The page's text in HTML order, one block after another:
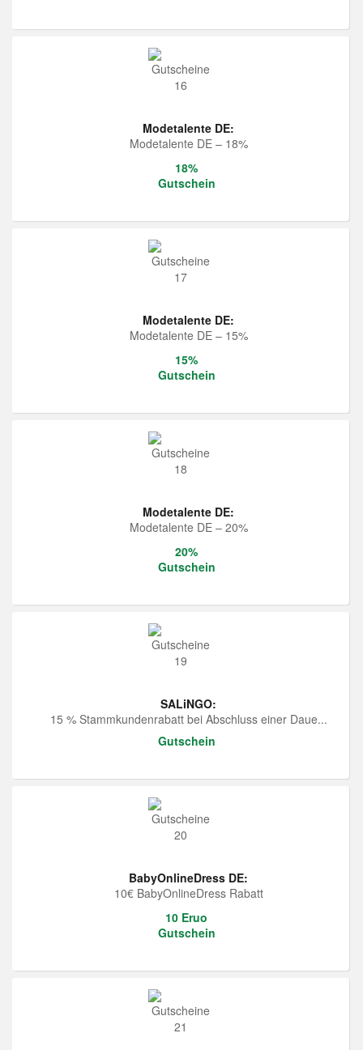
Modetalente DE:
Modetalente DE – 18%
18%
Gutschein
Modetalente DE:
Modetalente DE – 15%
15%
Gutschein
Modetalente DE:
Modetalente DE – 20%
20%
Gutschein
SALiNGO:
15 % Stammkundenrabatt bei Abschluss einer Daue...
Gutschein
BabyOnlineDress DE:
10€ BabyOnlineDress Rabatt
10 Eruo
Gutschein